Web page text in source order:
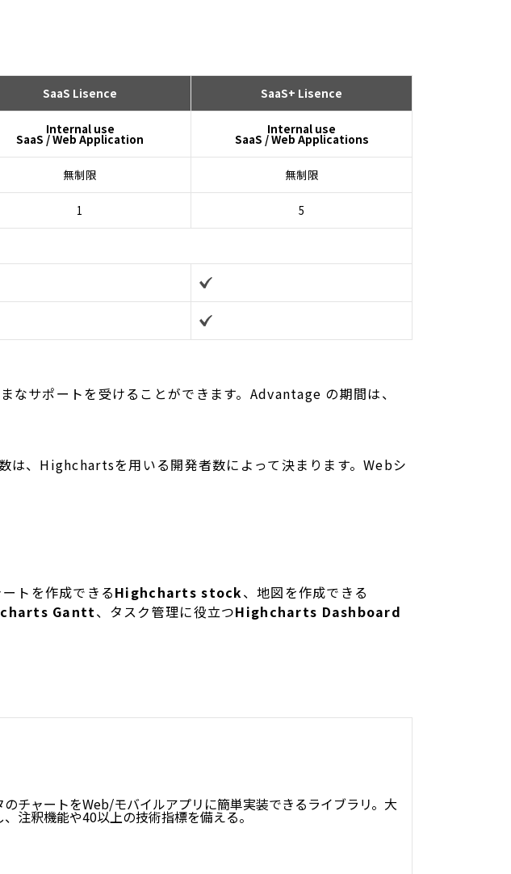
SaaS Lisence SaaS+ Lisence
Internal use
SaaS / Web Application
Internal use
SaaS / Web Applications
無制限 無制限
1 5
サポートを受けることができます。Advantage の期間は、
は、Highchartsを用いる開発者数によって決まります。Webシ
トを作成できるHighcharts stock、地図を作成できる
Gantt、タスク管理に役立つHighcharts Dashboard
チャートをWeb/モバイルアプリに簡単実装できるライブラリ。大
注釈機能や40以上の技術指標を備える。